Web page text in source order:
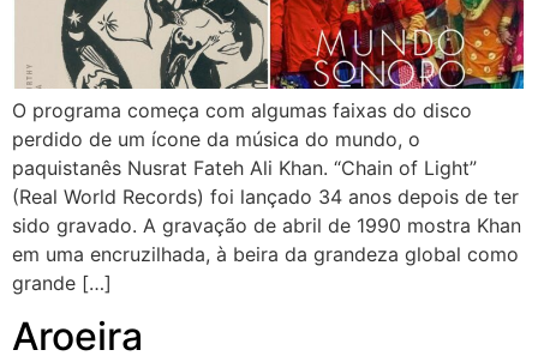
O programa começa com algumas faixas do disco
perdido de um ícone da música do mundo, o
paquistanês Nusrat Fateh Ali Khan. “Chain of Light”
(Real World Records) foi lançado 34 anos depois de ter
sido gravado. A gravação de abril de 1990 mostra Khan
em uma encruzilhada, à beira da grandeza global como
grande […]
Aroeira